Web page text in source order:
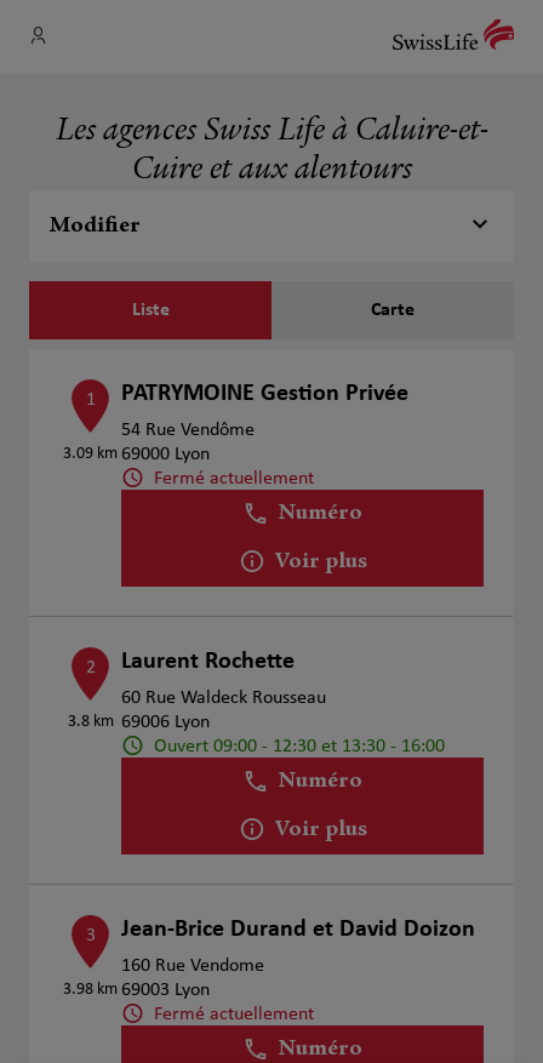
Les agences Swiss Life à Caluire-et-
Cuire et aux alentours
Modifier
Liste Carte
1
3.09 km
PATRYMOINE Gestion Privée
54 Rue Vendôme
69000 Lyon
Fermé actuellement
Numéro
Voir plus
2
3.8 km
Laurent Rochette
60 Rue Waldeck Rousseau
69006 Lyon
Ouvert 09:00 - 12:30 et 13:30 - 16:00
Numéro
Voir plus
3
3.98 km
Jean-Brice Durand et David Doizon
160 Rue Vendome
69003 Lyon
Fermé actuellement
Numéro